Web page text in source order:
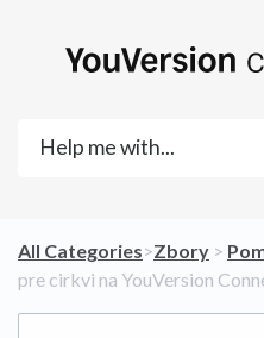
All Categories​>​​Zbory ​ > ​
pre cirkvi na YouVersion